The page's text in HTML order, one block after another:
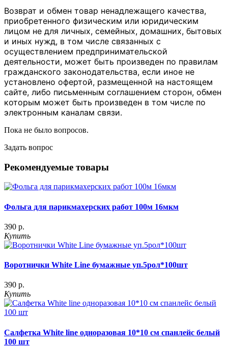
Возврат и обмен товар ненадлежащего качества,
приобретенного физическим или юридическим
лицом не для личных, семейных, домашних, бытовых
и иных нужд, в том числе связанных с
осуществлением предпринимательской
деятельности, может быть произведен по правилам
гражданского законодательства, если иное не
установлено офертой, размещенной на настоящем
сайте, либо письменным соглашением сторон, обмен
которым может быть произведен в том числе по
электронным каналам связи.
Пока не было вопросов.
Задать вопрос
Рекомендуемые товары
Фольга для парикмахерских работ 100м 16мкм
390 р.
Купить
Воротнички White Line бумажные уп.5рол*100шт
390 р.
Купить
Салфетка White line одноразовая 10*10 см спанлейс белый
100 шт